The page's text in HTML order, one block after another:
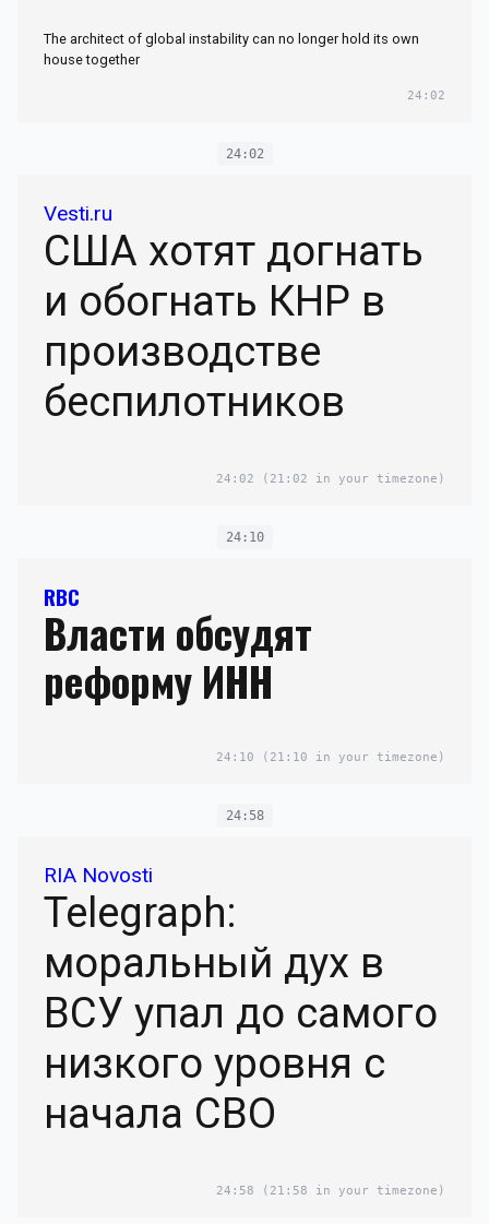
The architect of global instability can no longer hold its own
house together
24:02
24:02
Vesti.ru
США хотят догнать
и обогнать КНР в
производстве
беспилотников
24:02 (21:02 in your timezone)
24:10
RBC
Власти обсудят
реформу ИНН
24:10 (21:10 in your timezone)
24:58
RIA Novosti
Telegraph:
моральный дух в
ВСУ упал до самого
низкого уровня с
начала СВО
24:58 (21:58 in your timezone)